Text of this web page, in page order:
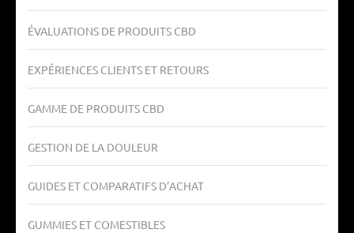
ÉVALUATIONS DE PRODUITS CBD
EXPÉRIENCES CLIENTS ET RETOURS
GAMME DE PRODUITS CBD
GESTION DE LA DOULEUR
GUIDES ET COMPARATIFS D’ACHAT
GUMMIES ET COMESTIBLES